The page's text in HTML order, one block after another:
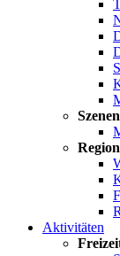
Aktivitäten